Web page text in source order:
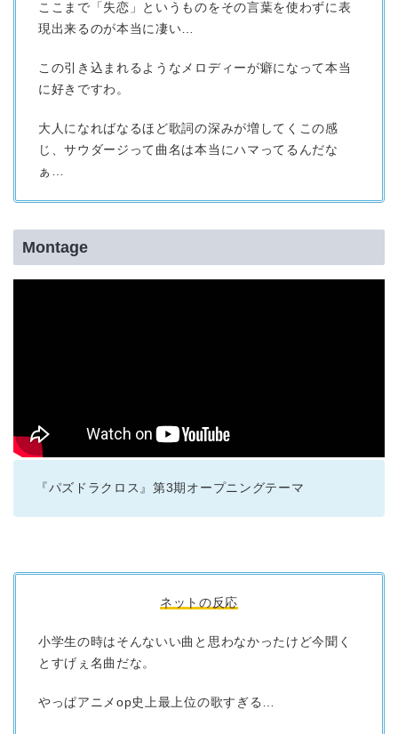
ここまで「失恋」というものをその言葉を使わずに表
現出来るのが本当に凄い…
この引き込まれるようなメロディーが癖になって本当
に好きですわ。
大人になればなるほど歌詞の深みが増してくこの感
じ、サウダージって曲名は本当にハマってるんだな
ぁ…
Montage
『パズドラクロス』第3期オープニングテーマ
ネットの反応
小学生の時はそんないい曲と思わなかったけど今聞く
とすげぇ名曲だな。
やっぱアニメop史上最上位の歌すぎる…